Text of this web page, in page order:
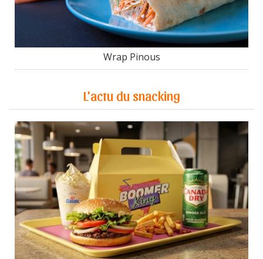
Wrap Pinous
L'actu du snacking